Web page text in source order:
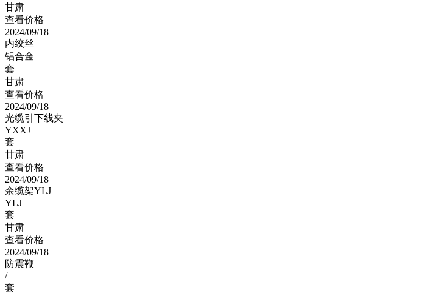
甘肃
查看价格
2024/09/18
内绞丝
铝合金
套
甘肃
查看价格
2024/09/18
光缆引下线夹
YXXJ
套
甘肃
查看价格
2024/09/18
余缆架YLJ
YLJ
套
甘肃
查看价格
2024/09/18
防震鞭
/
套